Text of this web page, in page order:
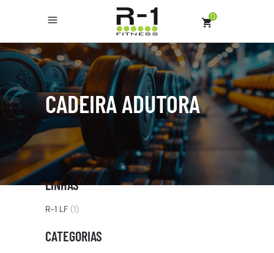
0
CADEIRA ADUTORA
LINHAS
R-1 LF (1)
CATEGORIAS